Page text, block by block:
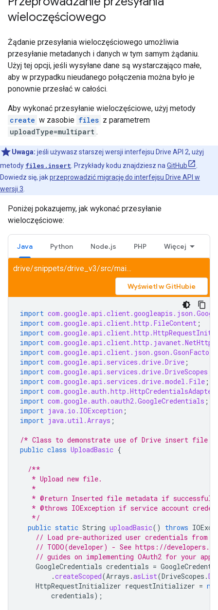
wieloczęściowego
Żądanie przesyłania wieloczęściowego umożliwia
przesyłanie metadanych i danych w tym samym żądaniu.
Użyj tej opcji, jeśli wysyłane dane są wystarczająco małe,
aby w przypadku nieudanego połączenia można było je
ponownie przesłać w całości.
Aby wykonać przesyłanie wieloczęściowe, użyj metody
create w zasobie files z parametrem
uploadType=multipart .
Uwaga: jeśli używasz starszej wersji interfejsu Drive API 2, użyj
metody files.insert . Przykłady kodu znajdziesz na GitHub
Dowiedz się, jakprzeprowadzić migrację do interfejsu Drive API w
wersji 3
Poniżej pokazujemy, jak wykonać przesyłanie
wieloczęściowe:
Java Python Node.js PHP Więcej
drive/snippets/drive_v3/src/main/java/UploadBasic.java
Wyświetl w GitHubie
import
import com.google.api.client.http.FileContent ;
import
import
import com.google.api.client.json.gson.GsonFactory
import com.google.api.services.drive.Drive ;
import com.google.api.services.drive.DriveScopes
import com.google.api.services.drive.model.File ;
import com.google.auth.http.HttpCredentialsAdapter
import com.google.auth.oauth2.GoogleCredentials ;
import java.io.IOException ;
import java.util.Arrays ;
/* Class to demonstrate use of Drive insert file
public class UploadBasic {
/**
   * Upload new file.
   *
* @return Inserted file metadata if
* @throws IOException if service account
   */
public static String uploadBasic() throws
// Load pre-authorized user credentials from
// TODO(developer) - See https://
// guides on implementing OAuth2 for your
GoogleCredentials credentials =
.createScoped(Arrays .asList(DriveScopes .
HttpRequestInitializer requestInitializer = new
credentials);